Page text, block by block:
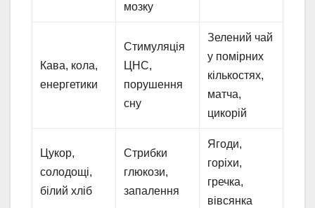
мозку
Кава, кола,
енергетики
Стимуляція
ЦНС,
порушення
сну
Зелений чай
у помірних
кількостях,
матча,
цикорій
Цукор,
солодощі,
білий хліб
Стрибки
глюкози,
запалення
Ягоди,
горіхи,
гречка,
вівсянка